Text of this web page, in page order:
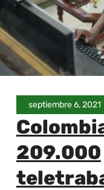
septiembre 6, 2021
209.000